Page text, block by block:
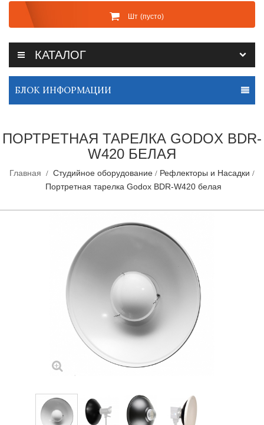
Шт (пусто)
КАТАЛОГ
БЛОК ИНФОРМАЦИИ
ПОРТРЕТНАЯ ТАРЕЛКА GODOX BDR-
W420 БЕЛАЯ
Главная Студийное оборудование
Рефлекторы и Насадки
Портретная тарелка Godox BDR-W420 белая